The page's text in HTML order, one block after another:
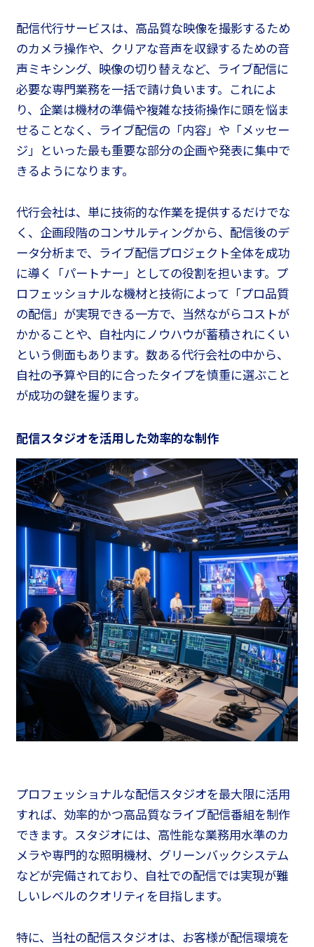
配信代行サービスは、高品質な映像を撮影するため
のカメラ操作や、クリアな音声を収録するための音
声ミキシング、映像の切り替えなど、ライブ配信に
必要な専門業務を一括で請け負います。これによ
り、企業は機材の準備や複雑な技術操作に頭を悩ま
せることなく、ライブ配信の「内容」や「メッセー
ジ」といった最も重要な部分の企画や発表に集中で
きるようになります。
代行会社は、単に技術的な作業を提供するだけでな
く、企画段階のコンサルティングから、配信後のデ
ータ分析まで、ライブ配信プロジェクト全体を成功
に導く「パートナー」としての役割を担います。プ
ロフェッショナルな機材と技術によって「プロ品質
の配信」が実現できる一方で、当然ながらコストが
かかることや、自社内にノウハウが蓄積されにくい
という側面もあります。数ある代行会社の中から、
自社の予算や目的に合ったタイプを慎重に選ぶこと
が成功の鍵を握ります。
配信スタジオを活用した効率的な制作
プロフェッショナルな配信スタジオを最大限に活用
すれば、効率的かつ高品質なライブ配信番組を制作
できます。スタジオには、高性能な業務用水準のカ
メラや専門的な照明機材、グリーンバックシステム
などが完備されており、自社での配信では実現が難
しいレベルのクオリティを目指します。
特に、当社の配信スタジオは、お客様が配信環境を